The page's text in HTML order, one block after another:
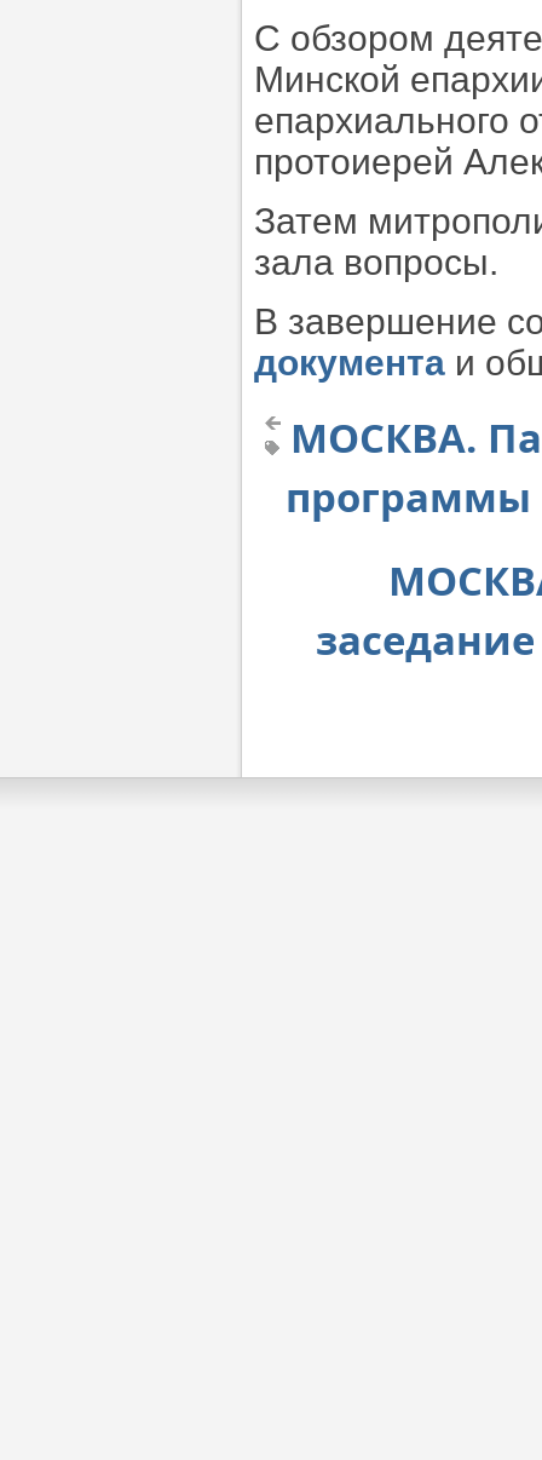
С обзором
Минской
епархиального
протоиерей
Затем
зала вопросы.
В завершение
документа и
МОСКВА.
программы